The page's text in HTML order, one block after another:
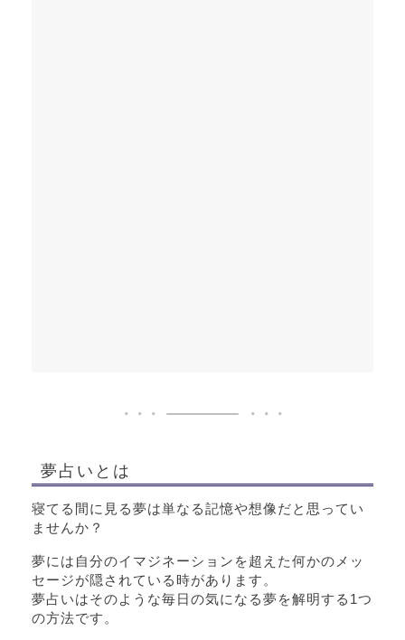
夢占いとは
寝てる間に見る夢は単なる記憶や想像だと思ってい
ませんか？
夢には自分のイマジネーションを超えた何かのメッ
セージが隠されている時があります。
夢占いはそのような毎日の気になる夢を解明する1つ
の方法です。